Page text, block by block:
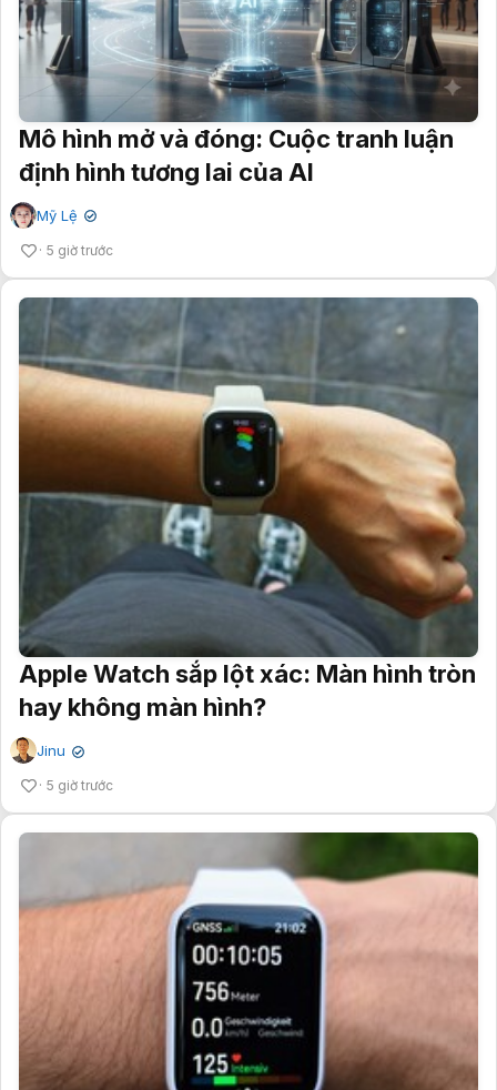
Mô hình mở và đóng: Cuộc tranh luận
định hình tương lai của AI
Mỹ Lệ ✔
5 giờ trước
Apple Watch sắp lột xác: Màn hình tròn
hay không màn hình?
Jinu ✔
5 giờ trước